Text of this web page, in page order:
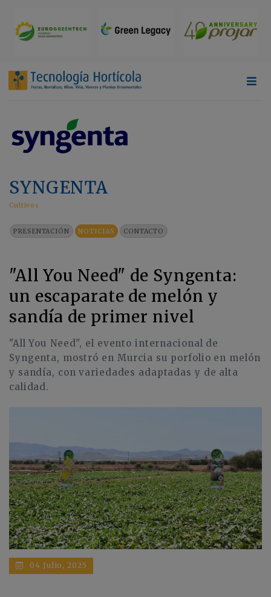
SYNGENTA
Cultivos
PRESENTACIÓN NOTICIAS CONTACTO
"All You Need" de Syngenta:
un escaparate de melón y
sandía de primer nivel
"All You Need", el evento internacional de
Syngenta, mostró en Murcia su porfolio en melón
y sandía, con variedades adaptadas y de alta
calidad.
04 Julio, 2025